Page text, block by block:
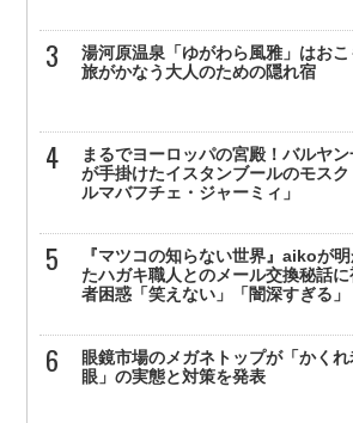
湯河原温泉「ゆがわら風雅」はおこ
旅がかなう大人のための隠れ宿
まるでヨーロッパの宮殿！バルヤ
が手掛けたイスタンブールのモスク
ルマバフチェ・ジャーミィ」
『マツコの知らない世界』aikoが
たハガキ職人とのメール交換秘話
者困惑「笑えない」「闇深すぎる」
眼鏡市場のメガネトップが「かくれ
眼」の実態と対策を発表